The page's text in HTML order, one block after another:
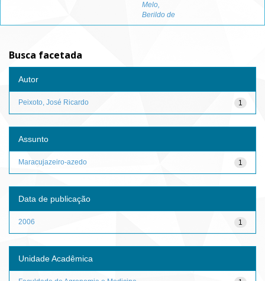
Melo,
Berildo de
Busca facetada
Autor
1
Peixoto, José Ricardo
Assunto
1
Maracujazeiro-azedo
Data de publicação
1
2006
Unidade Acadêmica